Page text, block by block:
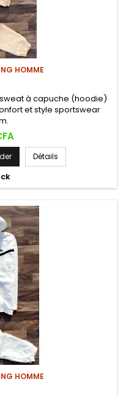
HOMME
à capuche (hoodie)
et style sportswear
Détails
HOMME